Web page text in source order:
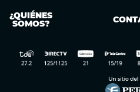
¿QUIÉNES
SOMOS?